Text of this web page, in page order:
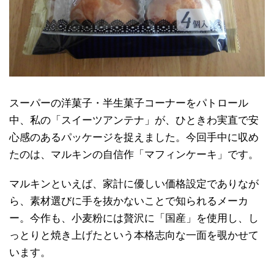
スーパーの洋菓子・半生菓子コーナーをパトロール
中、私の「スイーツアンテナ」が、ひときわ実直で安
心感のあるパッケージを捉えました。今回手中に収め
たのは、マルキンの自信作「マフィンケーキ」です。
マルキンといえば、家計に優しい価格設定でありなが
ら、素材選びに手を抜かないことで知られるメーカ
ー。今作も、小麦粉には贅沢に「国産」を使用し、し
っとりと焼き上げたという本格志向な一面を覗かせて
います。